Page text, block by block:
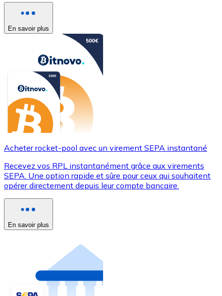
En savoir plus
Acheter rocket-pool avec un virement SEPA instantané
Recevez vos RPL instantanément grâce aux virements
SEPA. Une option rapide et sûre pour ceux qui souhaitent
opérer directement depuis leur compte bancaire.
En savoir plus